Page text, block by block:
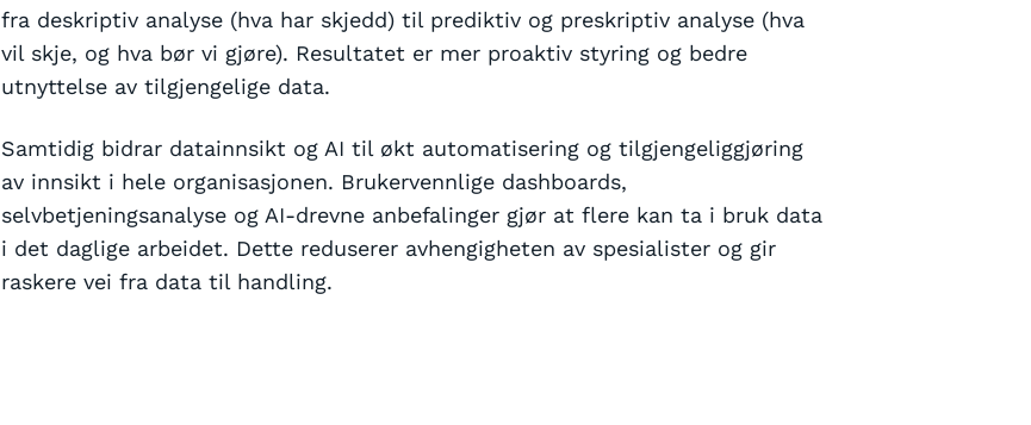
fra deskriptiv analyse (hva har skjedd) til prediktiv og preskriptiv analyse (hva
vil skje, og hva bør vi gjøre). Resultatet er mer proaktiv styring og bedre
utnyttelse av tilgjengelige data.
Samtidig bidrar datainnsikt og AI til økt automatisering og tilgjengeliggjøring
av innsikt i hele organisasjonen. Brukervennlige dashboards,
selvbetjeningsanalyse og AI-drevne anbefalinger gjør at flere kan ta i bruk data
i det daglige arbeidet. Dette reduserer avhengigheten av spesialister og gir
raskere vei fra data til handling.